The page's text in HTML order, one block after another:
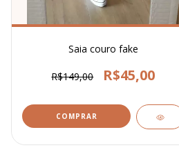
Saia couro fake
R$149,00 R$45,00
COMPRAR